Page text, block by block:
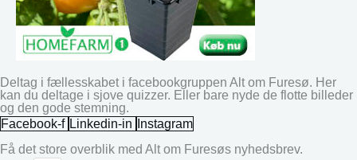
Deltag i fællesskabet i facebookgruppen Alt om Furesø. Her
kan du deltage i sjove quizzer. Eller bare nyde de flotte billeder
og den gode stemning.
Facebook-f Linkedin-in
Instagram
Få det store overblik med Alt om Furesøs nyhedsbrev.